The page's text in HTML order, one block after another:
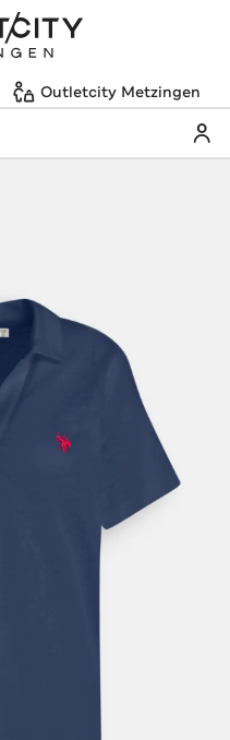
Outletcity Metzingen